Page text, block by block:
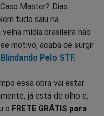
Master? Dias
tudo saiu na
mídia brasileira não
motivo, acaba de surgir
Pelo STF.
essa obra vai estar
já está de olho e,
o FRETE GRÁTIS para